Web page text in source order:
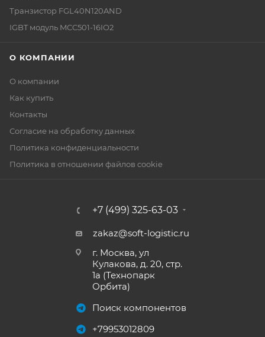
Транзистор FGL40N120AND
IGBT модуль MCC501-16IO2
О КОМПАНИИ
О компании
Как купить
Контакты
Согласие на обработку данных
Политика конфиденциальности
Политика в отношении файлов cookie
+7 (499) 325-63-03
zakaz@soft-logistic.ru
г. Москва, ул
Кулакова, д. 20, стр.
1а (Технопарк
Орбита)
Поиск компонентов
+79953012809